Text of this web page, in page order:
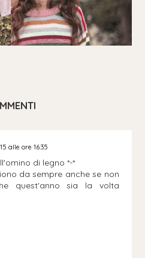
alle ore 16:35
di legno *-*
da sempre anche se non
quest'anno sia la volta